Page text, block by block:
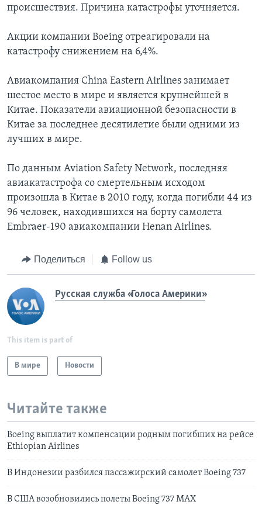
происшествия. Причина катастрофы уточняется.
Акции компании Boeing отреагировали на
катастрофу снижением на 6,4%.
Авиакомпания China Eastern Airlines занимает
шестое место в мире и является крупнейшей в
Китае. Показатели авиационной безопасности в
Китае за последнее десятилетие были одними из
лучших в мире.
По данным Aviation Safety Network, последняя
авиакатастрофа со смертельным исходом
произошла в Китае в 2010 году, когда погибли 44 из
96 человек, находившихся на борту самолета
Embraer-190 авиакомпании Henan Airlines.
Поделиться Follow us
Русская служба «Голоса Америки»
This item is part of
В мире Новости
Читайте также
Boeing выплатит компенсации родным погибших на рейсе
Ethiopian Airlines
В Индонезии разбился пассажирский самолет Boeing 737
В США возобновились полеты Boeing 737 MAX